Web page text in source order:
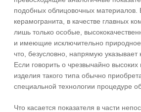
подобных облицовочных материалов.
керамогранита, в качестве главных
лишь только особые,
и имеющие исключительно
что, безусловно, напрямую указывает
Если говорить о чрезвычайно
изделия такого типа обычно
специальной технологии процедуре
Что касается показателя в части